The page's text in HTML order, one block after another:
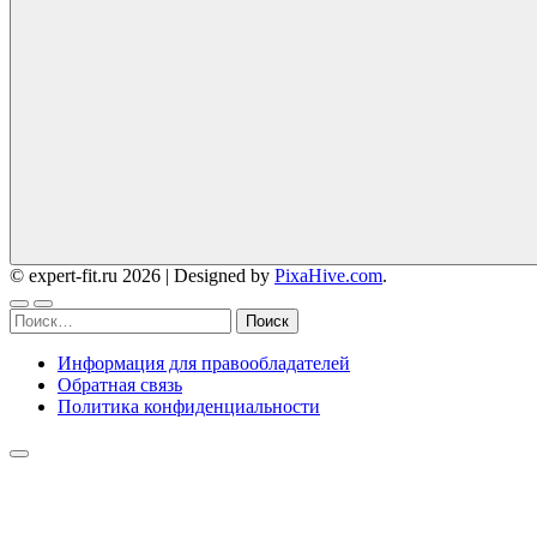
© expert-fit.ru 2026 | Designed by PixaHive.com.
Найти:
Информация для правообладателей
Обратная связь
Политика конфиденциальности